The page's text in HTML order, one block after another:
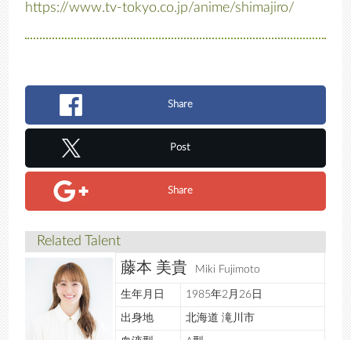
https://www.tv-tokyo.co.jp/anime/shimajiro/
Share
Post
Share
Related Talent
藤本 美貴 Miki Fujimoto
生年月日 1985年2月26日
出身地 北海道 滝川市